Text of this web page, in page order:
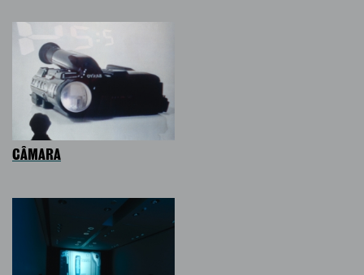
CÂMARA